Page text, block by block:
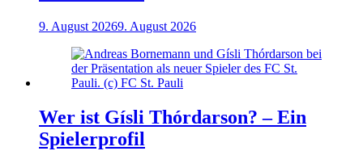
9. August 20269. August 2026
Wer ist Gísli Thórdarson? – Ein
Spielerprofil